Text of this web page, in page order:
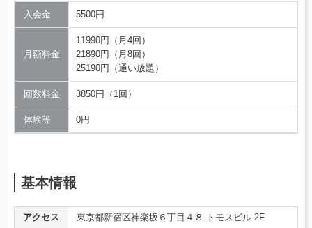
入会金 5500円
月額料金
11990円（月4回）
21890円（月8回）
25190円（通い放題）
回数料金 3850円（1回）
体験等 0円
基本情報
アクセス
東京都新宿区神楽坂６丁目４８ トモスビル 2F